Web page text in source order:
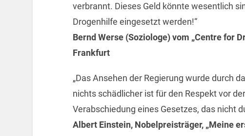
verbrannt. Dieses Geld könnte wesentlich
Drogenhilfe eingesetzt werden!“
Bernd Werse (Soziologe) vom „Centre for
Frankfurt
„Das Ansehen der Regierung wurde durch
nichts schädlicher ist für den Respekt vor
Verabschiedung eines Gesetzes, das nicht
Albert Einstein, Nobelpreisträger, „Meine